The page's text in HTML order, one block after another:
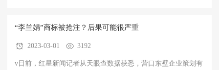
“李兰娟”商标被抢注？后果可能很严重
2023-03-01 3192
v日前，红星新闻记者从天眼查数据获悉，营口东壁企业策划有